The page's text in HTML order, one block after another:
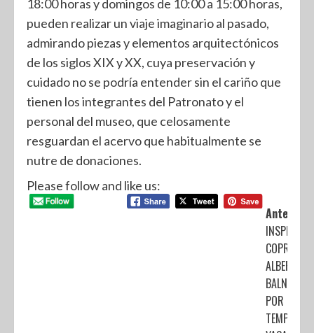
18:00 horas y domingos de 10:00 a 15:00 horas,
pueden realizar un viaje imaginario al pasado,
admirando piezas y elementos arquitectónicos
de los siglos XIX y XX, cuya preservación y
cuidado no se podría entender sin el cariño que
tienen los integrantes del Patronato y el
personal del museo, que celosamente
resguardan el acervo que habitualmente se
nutre de donaciones.
Please follow and like us:
Anterior:
COPRISEM
ALBERCAS
POR